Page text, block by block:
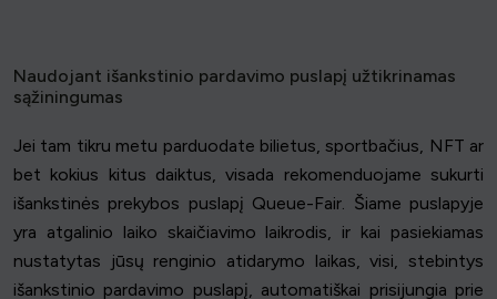
Naudojant išankstinio pardavimo puslapį užtikrinamas
sąžiningumas
Jei tam tikru metu parduodate bilietus, sportbačius, NFT ar
bet kokius kitus daiktus, visada rekomenduojame sukurti
išankstinės prekybos puslapį Queue-Fair. Šiame puslapyje
yra atgalinio laiko skaičiavimo laikrodis, ir kai pasiekiamas
nustatytas jūsų renginio atidarymo laikas, visi, stebintys
išankstinio pardavimo puslapį, automatiškai prisijungia prie